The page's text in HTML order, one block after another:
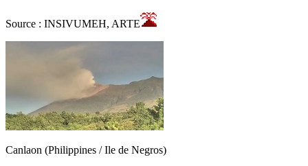
Source : INSIVUMEH, ARTE
Canlaon (Philippines / Ile de Negros)